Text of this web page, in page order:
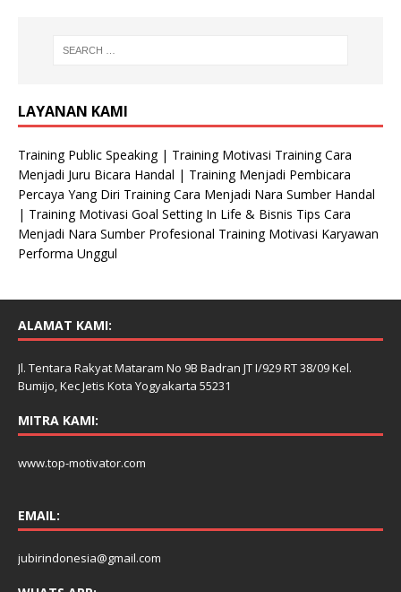
LAYANAN KAMI
Training Public Speaking | Training Motivasi Training Cara
Menjadi Juru Bicara Handal | Training Menjadi Pembicara
Percaya Yang Diri Training Cara Menjadi Nara Sumber Handal
| Training Motivasi Goal Setting In Life & Bisnis Tips Cara
Menjadi Nara Sumber Profesional Training Motivasi Karyawan
Performa Unggul
ALAMAT KAMI:
Jl. Tentara Rakyat Mataram No 9B Badran JT I/929 RT 38/09 Kel.
Bumijo, Kec Jetis Kota Yogyakarta 55231
MITRA KAMI:
www.top-motivator.com
EMAIL:
jubirindonesia@gmail.com